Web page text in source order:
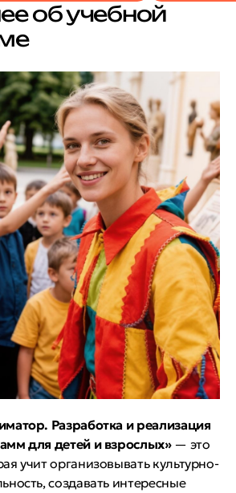
об учебной
Разработка и реализация
для детей и взрослых»— это
учит организовывать культурно-
создавать интересные